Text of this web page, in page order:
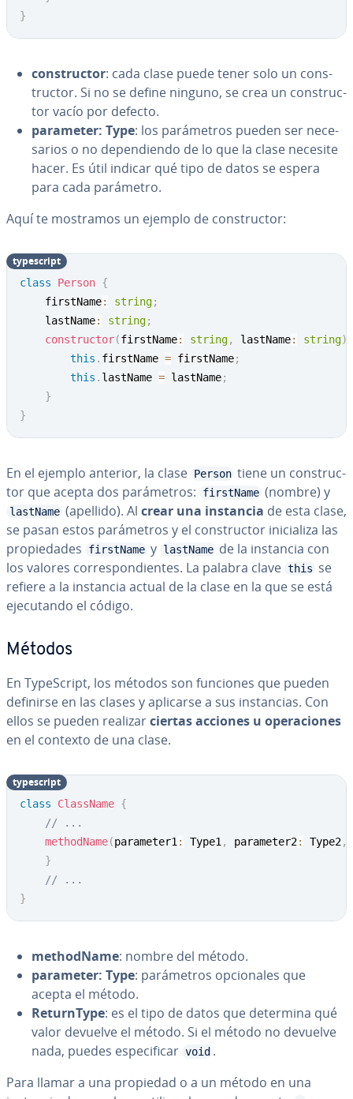
}
co­n­s­tru­c­tor: cada clase puede tener solo un co­n­s­
tru­c­tor. Si no se define ninguno, se crea un co­n­s­tru­c­
tor vacío por defecto.
parameter: Type: los pa­rá­me­tros pueden ser ne­ce­
sa­rios o no de­pe­n­die­n­do de lo que la clase necesite
hacer. Es útil indicar qué tipo de datos se espera
para cada parámetro.
Aquí te mostramos un ejemplo de co­n­s­tru­c­tor:
class Person {
    firstName
: string;
    lastName
: string;
constructor(firstName: string, lastName: string)
this . firstName = firstName;
this . lastName = lastName;
}
}
ty­pe­s­cri­pt
En el ejemplo anterior, la clase Person tiene un co­n­s­tru­c­
tor que acepta dos pa­rá­me­tros:
firstName (nombre) y
lastName (apellido). Al crear una instancia de esta clase,
se pasan estos pa­rá­me­tros y el co­n­s­tru­c­tor ini­cia­li­za las
pro­pie­da­des
firstName y lastName de la instancia con
los valores co­rre­s­po­n­die­n­tes. La palabra clave this se
refiere a la instancia actual de la clase en la que se está
eje­cu­ta­n­do el código.
Métodos
En Ty­pe­S­cri­pt, los métodos son funciones que pueden
definirse en las clases y aplicarse a sus in­s­ta­n­cias. Con
ellos se pueden realizarciertas acciones u ope­ra­cio­nes
en el contexto de una clase.
class ClassName {
// ...
methodName(parameter1 : Type1 , parameter2: Type2,
}
// ...
}
ty­pe­s­cri­pt
me­tho­d­Na­me: nombre del método.
parameter: Type: pa­rá­me­tros op­cio­na­les que
acepta el método.
Re­tu­r­n­T­y­pe: es el tipo de datos que determina qué
valor devuelve el método. Si el método no devuelve
nada, puedes es­pe­ci­fi­car void .
Para llamar a una propiedad o a un método en una